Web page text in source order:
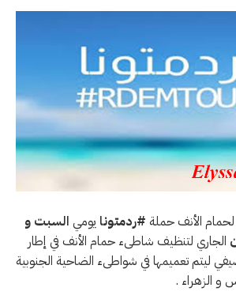
الأنف حملة #ردمتونا يومي السبت و
الجاري لتنظيف شاطىء حمام الأنف في إطار
ليتم تعميمها في شواطىء الضاحية الجنوبية
و الزهراء .